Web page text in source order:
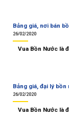
Bảng giá, nơi bán
26/02/2020
Vua Bồn Nước là
Bảng giá, đại lý bồn
26/02/2020
Vua Bồn Nước là